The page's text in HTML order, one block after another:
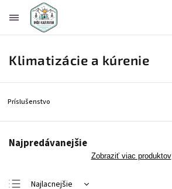
Klimatizácie a kúrenie
Príslušenstvo
Najpredávanejšie
Zobraziť viac produktov
Najlacnejšie